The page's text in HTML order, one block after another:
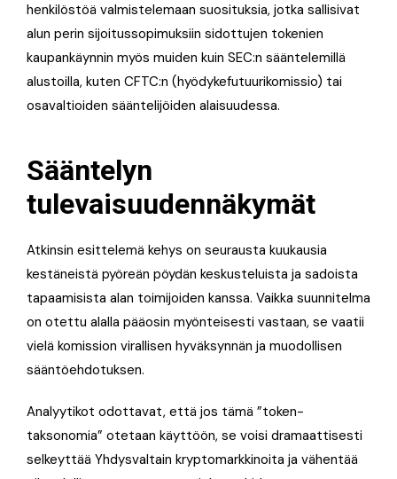
henkilöstöä valmistelemaan suosituksia, jotka sallisivat
alun perin sijoitussopimuksiin sidottujen tokenien
kaupankäynnin myös muiden kuin SEC:n sääntelemillä
alustoilla, kuten CFTC:n (hyödykefutuurikomissio) tai
osavaltioiden sääntelijöiden alaisuudessa.
Sääntelyn
tulevaisuudennäkymät
Atkinsin esittelemä kehys on seurausta kuukausia
kestäneistä pyöreän pöydän keskusteluista ja sadoista
tapaamisista alan toimijoiden kanssa. Vaikka suunnitelma
on otettu alalla pääosin myönteisesti vastaan, se vaatii
vielä komission virallisen hyväksynnän ja muodollisen
sääntöehdotuksen.
Analyytikot odottavat, että jos tämä ”token-
taksonomia” otetaan käyttöön, se voisi dramaattisesti
selkeyttää Yhdysvaltain kryptomarkkinoita ja vähentää